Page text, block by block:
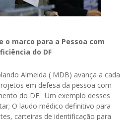
o marco para a Pessoa com
do DF
Almeida ( MDB) avança a cada
em defesa da pessoa com
do DF. Um exemplo desses
O laudo médico definitivo para
carteiras de identificação para